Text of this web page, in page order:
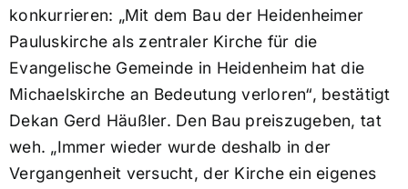
konkurrieren: „Mit dem Bau der Heidenheimer
Pauluskirche als zentraler Kirche für die
Evangelische Gemeinde in Heidenheim hat die
Michaelskirche an Bedeutung verloren“, bestätigt
Dekan Gerd Häußler. Den Bau preiszugeben, tat
weh. „Immer wieder wurde deshalb in der
Vergangenheit versucht, der Kirche ein eigenes